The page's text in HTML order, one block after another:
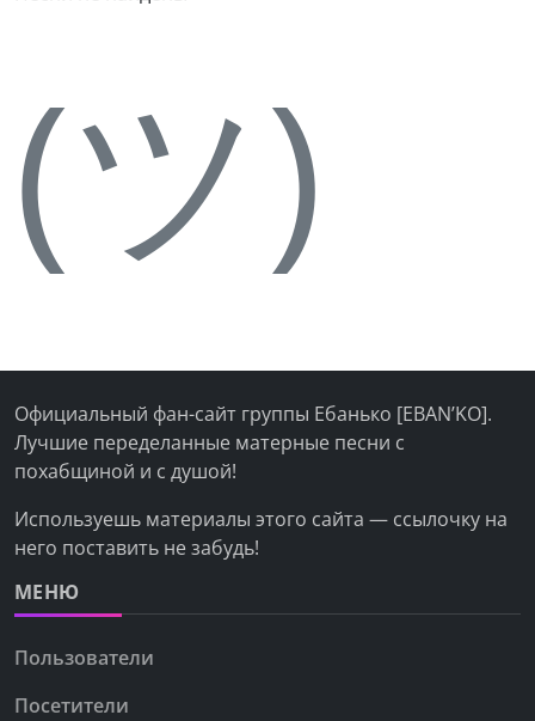
(ツ)
Официальный фан-сайт группы Ебанько [EBAN’KO].
Лучшие переделанные матерные песни с
похабщиной и с душой!
Используешь материалы этого сайта — ссылочку на
него поставить не забудь!
МЕНЮ
Пользователи
Посетители